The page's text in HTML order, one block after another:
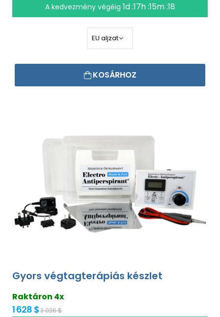
A kedvezmény végéig 1d :17h :15m :17
KOSÁRHOZ
Gyors végtagterápiás készlet
Raktáron 4x
1 628 $3 036 $